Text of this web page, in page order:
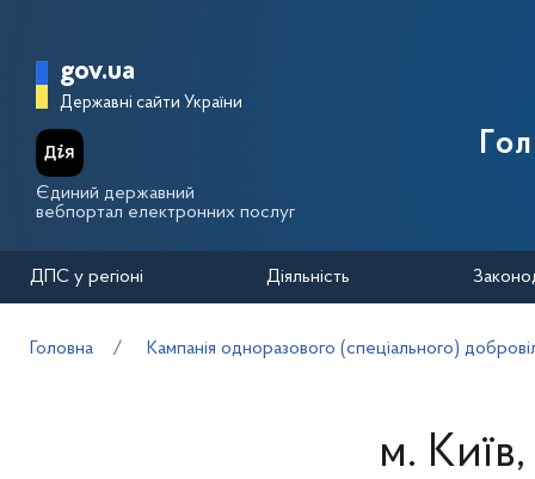
Головна сторінка Державної
gov.ua
Державні сайти України
Єдиний державний
вебпортал електронних послуг
ДПС у регіоні Діяльність
Головна Кампанія одноразового (спеціального)
м.